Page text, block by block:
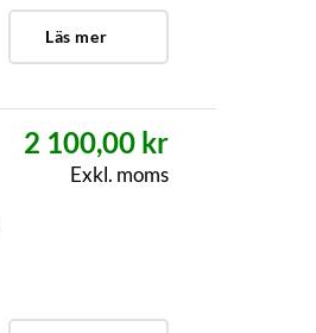
Läs mer
2 100,00 kr
Exkl. moms